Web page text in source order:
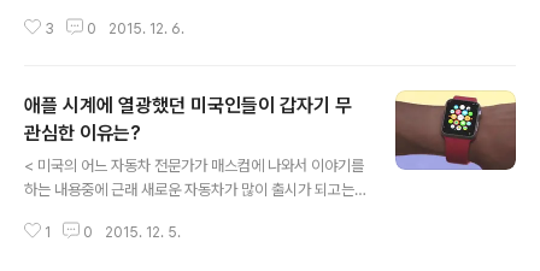
상 정제된 언어만 사용을 하시는 분이 운전을 하다 운전 능
에게 공포감을 줄 정도로 난폭 운전을 하는 경우가 믾습니
다. 제가 거주를 하는 미국은 그래도 운전을 하는 양반들이
서로를 존경을 해 운전 환경이 상당히 좋은 편입니다만 세
월이 가면서 운전 환경이 예전과 같지 못함을 가끔 느끼게
보러 가끔 방문을 하는데 갈때마다 한인 타운을 가게 됩니
3 0 2015. 12. 6.
애플 시계에 열광했던 미국인들이 갑자기 무
관심한 이유는?
< 미국의 어느 자동차 전문가가 매스컴에 나와서 이야기를
하는 내용중에 근래 새로운 자동차가 많이 출시가 되고는
정도는 기다렸다가 구입을 하는 것이 후에 후회를 하지 않
1 0 2015. 12. 5.